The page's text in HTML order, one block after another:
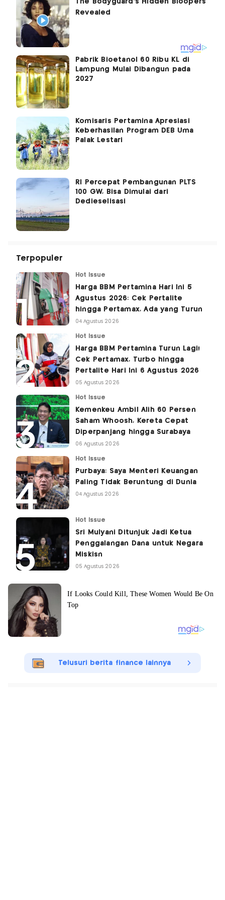
Pabrik Bioetanol 60 Ribu KL di
Lampung Mulai Dibangun pada
2027
Komisaris Pertamina Apresiasi
Keberhasilan Program DEB Uma
Palak Lestari
RI Percepat Pembangunan PLTS
100 GW, Bisa Dimulai dari
Dedieselisasi
Terpopuler
Hot Issue
Harga BBM Pertamina Hari Ini 5
Agustus 2026: Cek Pertalite
hingga Pertamax, Ada yang Turun
04 Agustus 2026
Hot Issue
Harga BBM Pertamina Turun Lagi!
Cek Pertamax, Turbo hingga
Pertalite Hari Ini 6 Agustus 2026
05 Agustus 2026
Hot Issue
Kemenkeu Ambil Alih 60 Persen
Saham Whoosh, Kereta Cepat
Diperpanjang hingga Surabaya
06 Agustus 2026
Hot Issue
Purbaya: Saya Menteri Keuangan
Paling Tidak Beruntung di Dunia
04 Agustus 2026
Hot Issue
Sri Mulyani Ditunjuk Jadi Ketua
Penggalangan Dana untuk Negara
Miskisn
05 Agustus 2026
Telusuri berita finance lainnya